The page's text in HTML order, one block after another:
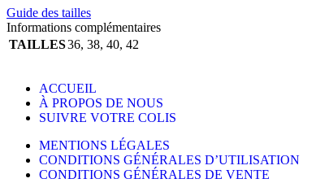
Guide des tailles
Informations complémentaires
TAILLES36, 38, 40, 42
ACCUEIL
À PROPOS DE NOUS
SUIVRE VOTRE COLIS
MENTIONS LÉGALES
CONDITIONS GÉNÉRALES D’UTILISATION
CONDITIONS GÉNÉRALES DE VENTE